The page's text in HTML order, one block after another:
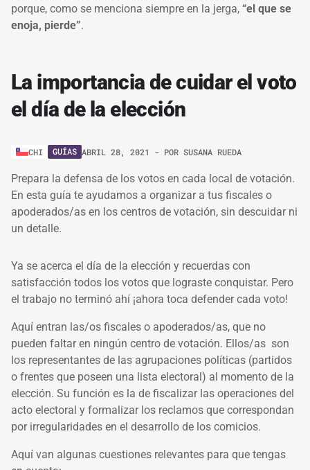
porque, como se menciona siempre en la jerga, “el que se
enoja, pierde”.
La importancia de cuidar el voto
el día de la elección
CHI GUÍAS ABRIL 28, 2021 - POR SUSANA RUEDA
Prepara la defensa de los votos en cada local de votación.
En esta guía te ayudamos a organizar a tus fiscales o
apoderados/as en los centros de votación, sin descuidar ni
un detalle.
Ya se acerca el día de la elección y recuerdas con
satisfacción todos los votos que lograste conquistar. Pero
el trabajo no terminó ahí ¡ahora toca defender cada voto!
Aquí entran las/os fiscales o apoderados/as, que no
pueden faltar en ningún centro de votación. Ellos/as son
los representantes de las agrupaciones políticas (partidos
o frentes que poseen una lista electoral) al momento de la
elección. Su función es la de fiscalizar las operaciones del
acto electoral y formalizar los reclamos que correspondan
por irregularidades en el desarrollo de los comicios.
Aquí van algunas cuestiones relevantes para que tengas